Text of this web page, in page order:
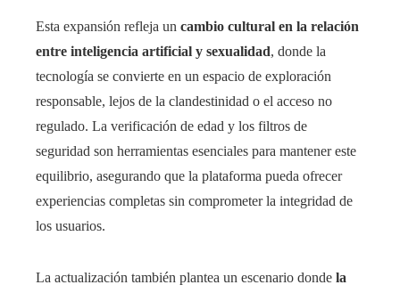
Esta expansión refleja un cambio cultural en la relación
entre inteligencia artificial y sexualidad, donde la
tecnología se convierte en un espacio de exploración
responsable, lejos de la clandestinidad o el acceso no
regulado. La verificación de edad y los filtros de
seguridad son herramientas esenciales para mantener este
equilibrio, asegurando que la plataforma pueda ofrecer
experiencias completas sin comprometer la integridad de
los usuarios.
La actualización también plantea un escenario donde la